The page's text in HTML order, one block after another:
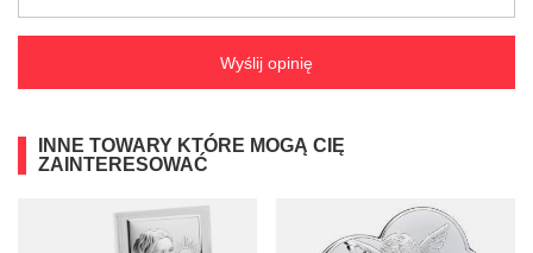
Wyślij opinię
INNE TOWARY KTÓRE MOGĄ CIĘ
ZAINTERESOWAĆ